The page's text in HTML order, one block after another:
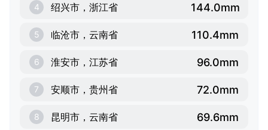
4 绍兴市，浙江省 144.0mm
5 临沧市，云南省 110.4mm
6 淮安市，江苏省 96.0mm
7 安顺市，贵州省 72.0mm
8 昆明市，云南省 69.6mm